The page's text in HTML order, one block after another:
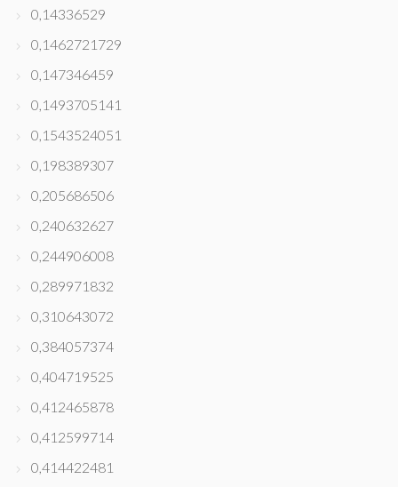
0,14336529
0,1462721729
0,147346459
0,1493705141
0,1543524051
0,198389307
0,205686506
0,240632627
0,244906008
0,289971832
0,310643072
0,384057374
0,404719525
0,412465878
0,412599714
0,414422481